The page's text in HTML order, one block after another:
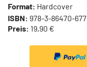
Format: Hardcover
ISBN: 978-3-86470-
Preis: 19,90 €